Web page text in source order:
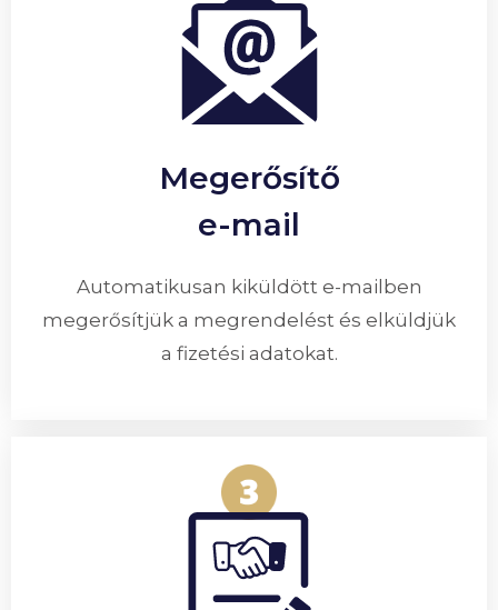
Megerősítő
e-mail
Automatikusan kiküldött e-mailben
megerősítjük a megrendelést és elküldjük
a fizetési adatokat.